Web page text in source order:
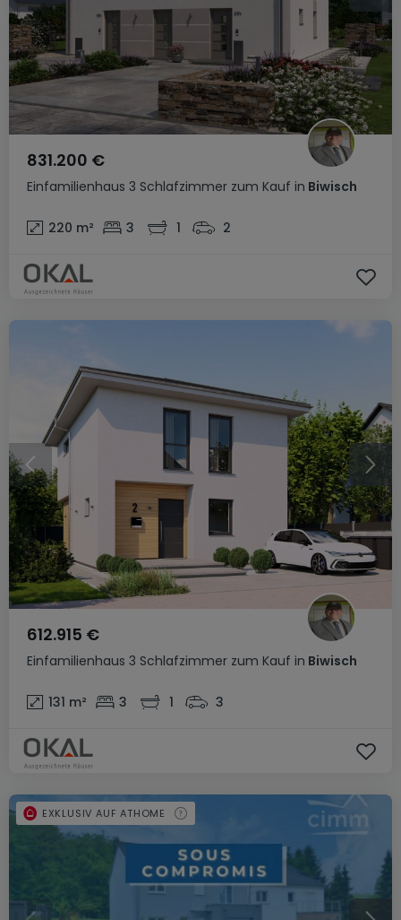
Einfamilienhaus 3 Schlafzimmer zum Kauf in Biwisch
831.200 €
220 m² 3 1 2
Einfamilienhaus 3 Schlafzimmer zum Kauf in Biwisch
612.915 €
131 m² 3 1 3
EXKLUSIV AUF ATHOME